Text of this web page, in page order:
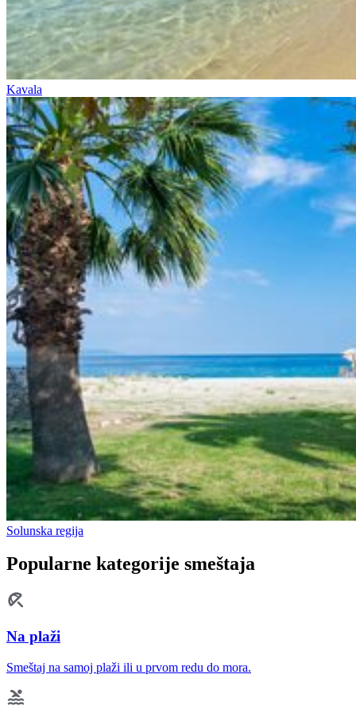
Kavala
Solunska regija
Popularne kategorije smeštaja
Na plaži
Smeštaj na samoj plaži ili u prvom redu do mora.